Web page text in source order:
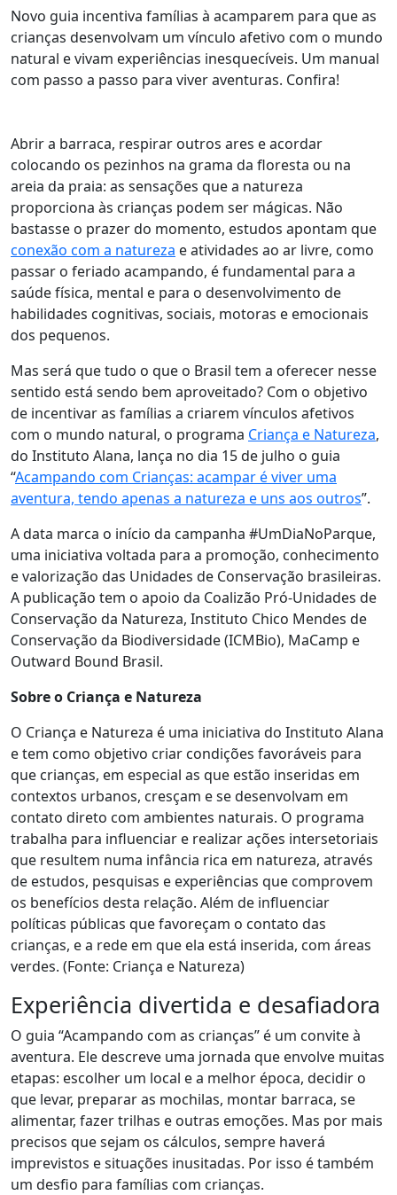
Novo guia incentiva famílias à acamparem para que as
crianças desenvolvam um vínculo afetivo com o mundo
natural e vivam experiências inesquecíveis. Um manual
com passo a passo para viver aventuras. Confira!
Abrir a barraca, respirar outros ares e acordar
colocando os pezinhos na grama da floresta ou na
areia da praia: as sensações que a natureza
proporciona às crianças podem ser mágicas. Não
bastasse o prazer do momento, estudos apontam que
conexão com a natureza e atividades ao ar livre, como
passar o feriado acampando, é fundamental para a
saúde física, mental e para o desenvolvimento de
habilidades cognitivas, sociais, motoras e emocionais
dos pequenos.
Mas será que tudo o que o Brasil tem a oferecer nesse
sentido está sendo bem aproveitado? Com o objetivo
de incentivar as famílias a criarem vínculos afetivos
com o mundo natural, o programa Criança e Natureza,
do Instituto Alana, lança no dia 15 de julho o guia
“Acampando com Crianças: acampar é viver uma
aventura, tendo apenas a natureza e uns aos outros”.
A data marca o início da campanha #UmDiaNoParque,
uma iniciativa voltada para a promoção, conhecimento
e valorização das Unidades de Conservação brasileiras.
A publicação tem o apoio da Coalizão Pró-Unidades de
Conservação da Natureza, Instituto Chico Mendes de
Conservação da Biodiversidade (ICMBio), MaCamp e
Outward Bound Brasil.
Sobre o Criança e Natureza
O Criança e Natureza é uma iniciativa do Instituto Alana
e tem como objetivo criar condições favoráveis para
que crianças, em especial as que estão inseridas em
contextos urbanos, cresçam e se desenvolvam em
contato direto com ambientes naturais. O programa
trabalha para influenciar e realizar ações intersetoriais
que resultem numa infância rica em natureza, através
de estudos, pesquisas e experiências que comprovem
os benefícios desta relação. Além de influenciar
políticas públicas que favoreçam o contato das
crianças, e a rede em que ela está inserida, com áreas
verdes. (Fonte: Criança e Natureza)
Experiência divertida e desafiadora
O guia “Acampando com as crianças” é um convite à
aventura. Ele descreve uma jornada que envolve muitas
etapas: escolher um local e a melhor época, decidir o
que levar, preparar as mochilas, montar barraca, se
alimentar, fazer trilhas e outras emoções. Mas por mais
precisos que sejam os cálculos, sempre haverá
imprevistos e situações inusitadas. Por isso é também
um desfio para famílias com crianças.